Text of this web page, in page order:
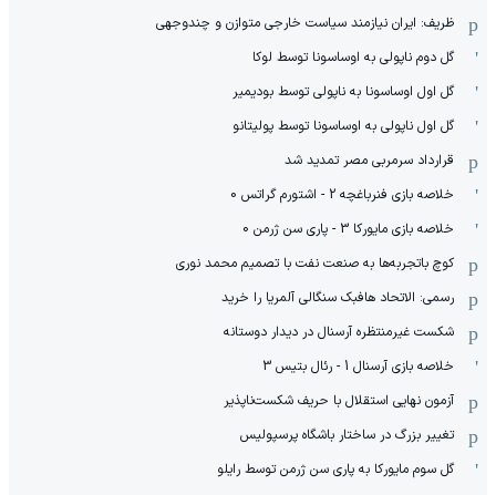
ظریف: ایران نیازمند سیاست خارجی متوازن و چندوجهی
گل دوم ناپولی به اوساسونا توسط لوکا
گل اول اوساسونا به ناپولی توسط بودیمیر
گل اول ناپولی به اوساسونا توسط پولیتانو
قرارداد سرمربی مصر تمدید شد
خلاصه بازی فنرباغچه 2 - اشتورم گراتس 0
خلاصه بازی مایورکا 3 - پاری سن ژرمن 0
کوچ باتجربه‌ها به صنعت نفت با تصمیم محمد نوری
رسمی: الاتحاد هافبک سنگالی آلمریا را خرید
شکست غیرمنتظره آرسنال در دیدار دوستانه
خلاصه بازی آرسنال 1 - رئال بتیس 3
آزمون نهایی استقلال با حریف شکست‌ناپذیر
تغییر بزرگ در ساختار باشگاه پرسپولیس
گل سوم مایورکا به پاری سن ژرمن توسط رایلو